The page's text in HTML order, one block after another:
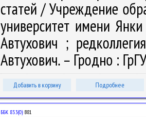
статей / Учреждение
университет имени
Автухович ;
Автухович. – Гродно :
Добавить в корзину Подробнее
ББК 83.3(0) В81